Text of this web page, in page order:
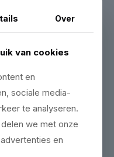
Over
van cookies
en
sociale media-
te analyseren.
we met onze
en